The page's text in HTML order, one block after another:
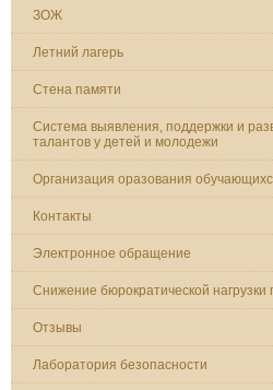
ЗОЖ
Летний лагерь
Стена памяти
Система выявления, поддержки и
талантов у детей и молодежи
Организация оразования
Контакты
Электронное обращение
Снижение бюрократической нагрузки
Отзывы
Лаборатория безопасности